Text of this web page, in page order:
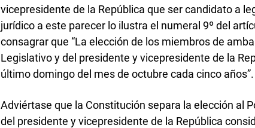
vicepresidente de la República que ser candidato a
jurídico a este parecer lo ilustra el numeral 9º del
consagrar que “La elección de los miembros de
Legislativo y del presidente y vicepresidente de la
último domingo del mes de octubre cada cinco años”.
Adviértase que la Constitución separa la elección al
del presidente y vicepresidente de la República